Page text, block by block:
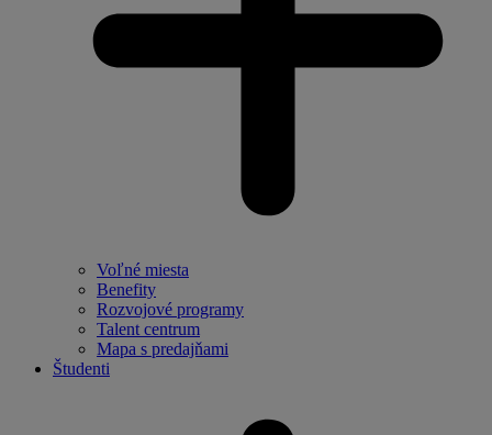
Voľné miesta
Benefity
Rozvojové programy
Talent centrum
Mapa s predajňami
Študenti